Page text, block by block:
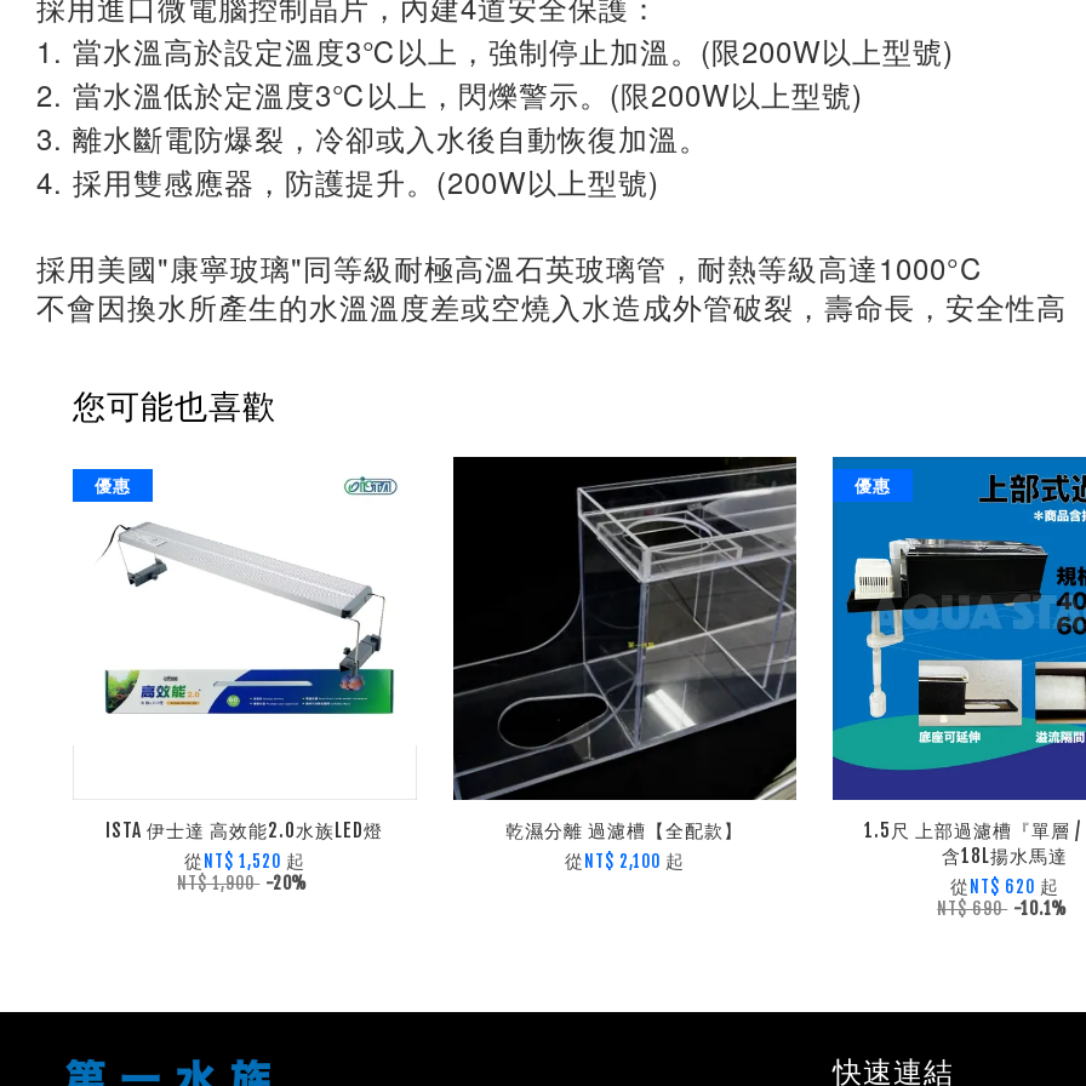
採用進口微電腦控制晶片，內建 道安全保護：
1. 當水溫高於設定溫度3℃ 以上，強制停止加溫。 (限200W以上型號)
2. 當水溫低於定溫度3℃ 以上，閃爍警示。 (限200W以上型號)
3. 離水斷電防爆裂，冷卻或入水後自動恢復加溫。
4. 採用雙感應器，防護提升。 (200W以上型號)
採用美國 "康寧玻璃" 同等級耐極高溫石英玻璃管，耐熱等級高達1000°C
不會因換水所產生的水溫溫度差或空燒入水造成外管破裂，壽命長，安全性高
您可能也喜歡
優惠
ISTA 伊士達 高效能2.0水族LED燈
從 NT$ 1,520 起
NT$ 1,900 -20%
乾濕分離 過濾槽【全配款】
從 NT$ 2,100 起
優惠
1.5尺 上部過濾槽『單層
含18L揚水馬達
從 NT$ 620 起
NT$ 690 -10.1%
快速連結